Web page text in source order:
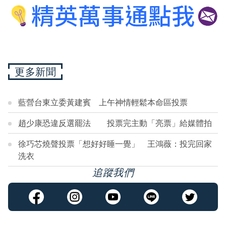
更多新聞
藍營台東立委黃建賓 上午神情輕鬆本命區投票
趙少康恐違反選罷法 投票完主動「亮票」給媒體拍
徐巧芯燒聲投票「想好好睡一覺」 王鴻薇：投完回家
洗衣
追蹤我們